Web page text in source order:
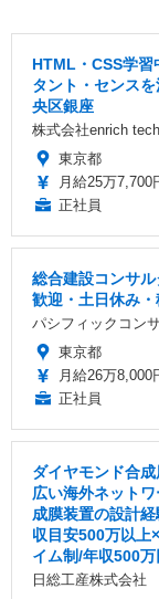
HTML・CSS学習
タント・センス
央区銀座
株式会社enrich
東京都
月給25万7,700
正社員
総合建設コンサ
歓迎・土日休み
パシフィックコン
東京都
月給26万8,000
正社員
ダイヤモンド合
広い海外ネット
成膜装置の設計
収目安500万以上
イム制/年収500万
日総工産株式会社